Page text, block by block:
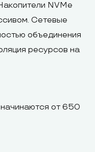
NVMe
Сетевые
объединения
ресурсов на
от 650